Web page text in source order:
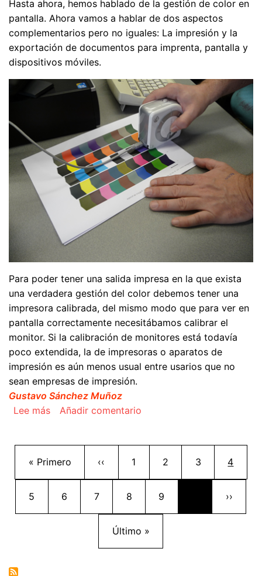
Hasta ahora, hemos hablado de la gestión de color en
pantalla. Ahora vamos a hablar de dos aspectos
complementarios pero no iguales: La impresión y la
exportación de documentos para imprenta, pantalla y
dispositivos móviles.
Para poder tener una salida impresa en la que exista
una verdadera gestión del color debemos tener una
impresora calibrada, del mismo modo que para ver en
pantalla correctamente necesitábamos calibrar el
monitor. Si la calibración de monitores está todavía
poco extendida, la de impresoras o aparatos de
impresión es aún menos usual entre usarios que no
sean empresas de impresión.
Gustavo Sánchez Muñoz
Lee mássobre Imprimir con InDesign CC y la gestión
Añadir comentario
Paginación
Primera página
« Primero Página anterior
‹‹ Página
1 Página
2 Página
3 Página
4
Página
5 Página
6 Página
7 Página
8 Página
9 ››
Última página
Último »